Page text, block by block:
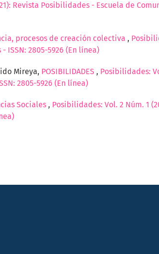
Revista Posibilidades - Escuela de
procesos de creación colectiva ,
ISSN: 2805-5926 (En línea)
Mireya, POSIBILIDADES , Posibilidades:
2805-5926 (En línea)
Sociales , Posibilidades: Vol. 2 Núm. 1